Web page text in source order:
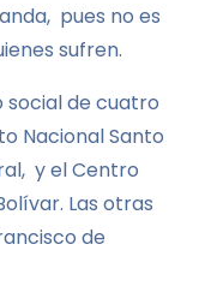
pues no es
sufren.
social de cuatro
Nacional Santo
y el Centro
Las otras
de